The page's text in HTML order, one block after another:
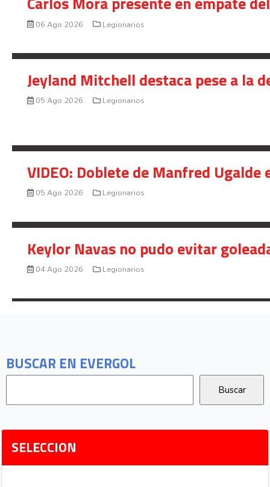
BUSCAR EN EVERGOL
SELECCION
06 Ago 2026 Legionarios
Jeyland Mitchell destaca pese a la
05 Ago 2026 Legionarios
VIDEO: Doblete de Manfred
05 Ago 2026 Legionarios
Keylor Navas no pudo evitar
04 Ago 2026 Legionarios